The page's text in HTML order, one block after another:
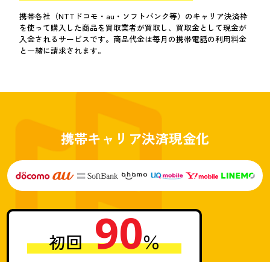
携帯各社（NTTドコモ・au・ソフトバンク等）のキャリア決済枠
を使って購入した商品を買取業者が買取し、買取金として現金が
入金されるサービスです。商品代金は毎月の携帯電話の利用料金
と一緒に請求されます。
携帯キャリア決済現金化
初回 90％